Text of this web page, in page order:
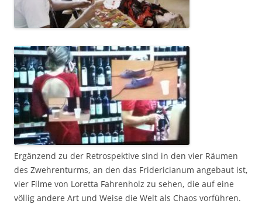
Ergänzend zu der Retrospektive sind in den vier Räumen
des Zwehrenturms, an den das Fridericianum angebaut ist,
vier Filme von Loretta Fahrenholz zu sehen, die auf eine
völlig andere Art und Weise die Welt als Chaos vorführen.